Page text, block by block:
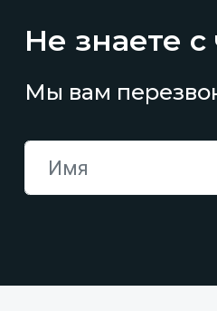
Не знаете с
Мы вам